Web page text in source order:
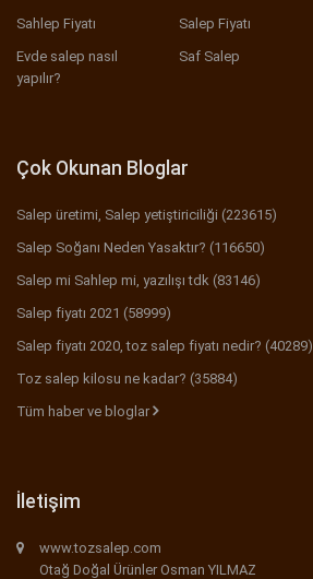
Sahlep Fiyatı
Evde salep nasıl
yapılır?
Salep Fiyatı
Saf Salep
Çok Okunan Bloglar
Salep üretimi, Salep yetiştiriciliği (223615)
Salep Soğanı Neden Yasaktır? (116650)
Salep mi Sahlep mi, yazılışı tdk (83146)
Salep fiyatı 2021 (58999)
Salep fiyatı 2020, toz salep fiyatı nedir? (40289)
Toz salep kilosu ne kadar? (35884)
Tüm haber ve bloglar
İletişim
www.tozsalep.com
Otağ Doğal Ürünler Osman YILMAZ